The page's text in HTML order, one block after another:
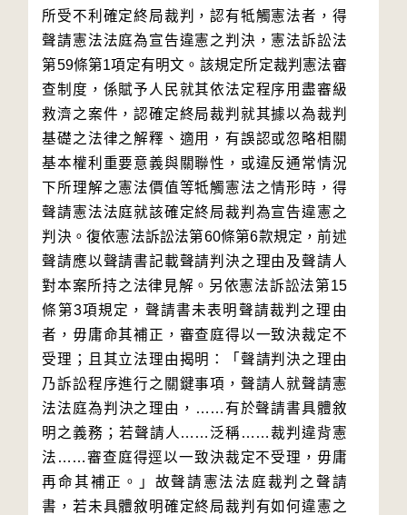
所受不利確定終局裁判，認有牴觸憲法者，得
聲請憲法法庭為宣告違憲之判決，憲法訴訟法
第59條第1項定有明文。該規定所定裁判憲法審
查制度，係賦予人民就其依法定程序用盡審級
救濟之案件，認確定終局裁判就其據以為裁判
基礎之法律之解釋、適用，有誤認或忽略相關
基本權利重要意義與關聯性，或違反通常情況
下所理解之憲法價值等牴觸憲法之情形時，得
聲請憲法法庭就該確定終局裁判為宣告違憲之
判決。復依憲法訴訟法第60條第6款規定，前述
聲請應以聲請書記載聲請判決之理由及聲請人
對本案所持之法律見解。另依憲法訴訟法第15
條第3項規定，聲請書未表明聲請裁判之理由
者，毋庸命其補正，審查庭得以一致決裁定不
受理；且其立法理由揭明：「聲請判決之理由
乃訴訟程序進行之關鍵事項，聲請人就聲請憲
法法庭為判決之理由，……有於聲請書具體敘
明之義務；若聲請人……泛稱……裁判違背憲
法……審查庭得逕以一致決裁定不受理，毋庸
再命其補正。」故聲請憲法法庭裁判之聲請
書，若未具體敘明確定終局裁判有如何違憲之